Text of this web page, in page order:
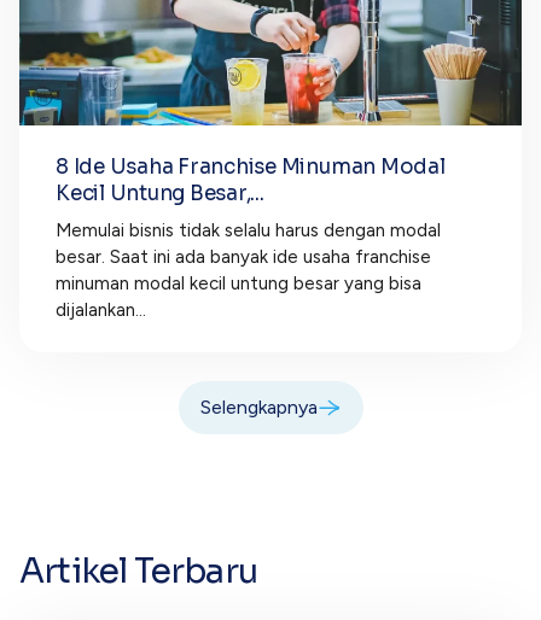
8 Ide Usaha Franchise Minuman Modal
Kecil Untung Besar,...
Memulai bisnis tidak selalu harus dengan modal
besar. Saat ini ada banyak ide usaha franchise
minuman modal kecil untung besar yang bisa
dijalankan...
Selengkapnya
Artikel Terbaru